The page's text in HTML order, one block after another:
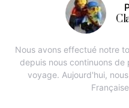
Nous avons effectué notre
depuis nous continuons
voyage. Aujourd'hui,